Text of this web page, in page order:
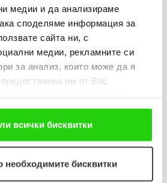
медии и да анализираме
споделяме информация за
сайта ни, с
медии, рекламните си
за анализ, които може да я
им от Вас
на услугите им. Ако
нашия уебсайт, Вие се
"бисквитки".
всички бисквитки
необходимите бисквитки